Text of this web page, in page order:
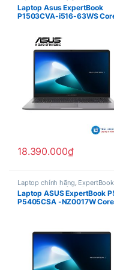
Laptop Asus Chính hãng
Laptop Asus ExpertBook
P1503CVA-i516-63WS
FHD – Grey , Win 11 Home (
ASUS Premium Care 2 Year )
18.390.000₫
Laptop chính hãng ExpertBook,
Laptop Asus Chính hãng
Laptop ASUS ExpertBook
P5405CSA -NZ0017W Core
Premium Care 2 Year )